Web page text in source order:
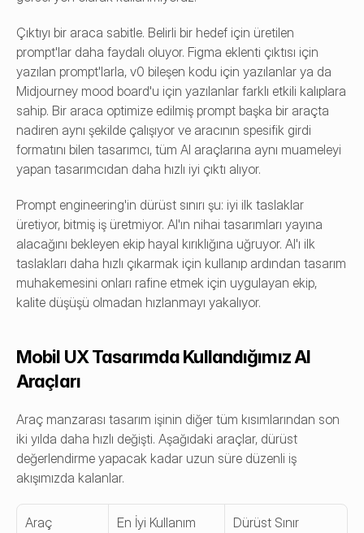
Çıktıyı bir araca sabitle. Belirli bir hedef için üretilen
prompt'lar daha faydalı oluyor. Figma eklenti çıktısı için
yazılan prompt'larla, v0 bileşen kodu için yazılanlar ya da
Midjourney mood board'u için yazılanlar farklı etkili kalıplara
sahip. Bir araca optimize edilmiş prompt başka bir araçta
nadiren aynı şekilde çalışıyor ve aracının spesifik girdi
formatını bilen tasarımcı, tüm AI araçlarına aynı muameleyi
yapan tasarımcıdan daha hızlı iyi çıktı alıyor.
Prompt engineering'in dürüst sınırı şu: iyi ilk taslaklar
üretiyor, bitmiş iş üretmiyor. AI'ın nihai tasarımları yayına
alacağını bekleyen ekip hayal kırıklığına uğruyor. AI'ı ilk
taslakları daha hızlı çıkarmak için kullanıp ardından tasarım
muhakemesini onları rafine etmek için uygulayan ekip,
kalite düşüşü olmadan hızlanmayı yakalıyor.
Mobil UX Tasarımda Kullandığımız AI
Araçları
Araç manzarası tasarım işinin diğer tüm kısımlarından son
iki yılda daha hızlı değişti. Aşağıdaki araçlar, dürüst
değerlendirme yapacak kadar uzun süre düzenli iş
akışımızda kalanlar.
Araç En İyi Kullanım Dürüst Sınır